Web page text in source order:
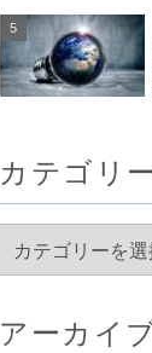
カテゴリー
アーカイ